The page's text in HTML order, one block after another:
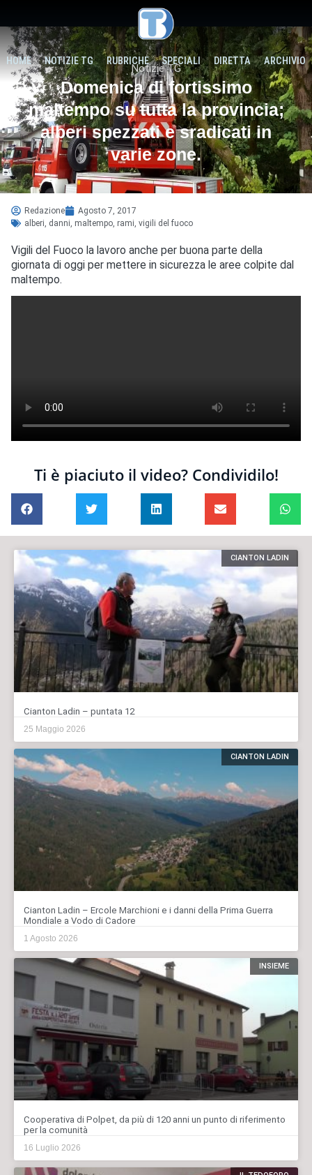
HOME NOTIZIE TG RUBRICHE SPECIALI DIRETTA ARCHIVIO
Notizie TG
Domenica di fortissimo
maltempo su tutta la provincia;
alberi spezzati e sradicati in
varie zone.
Redazione
Agosto 7, 2017
alberi danni maltempo rami vigili del fuoco
Vigili del Fuoco la lavoro anche per buona parte della
giornata di oggi per mettere in sicurezza le aree colpite dal
maltempo.
Ti è piaciuto il video? Condividilo!
CIANTON LADIN
Cianton Ladin – puntata 12
25 Maggio 2026
CIANTON LADIN
Cianton Ladin – Ercole Marchioni e i danni della Prima Guerra
Mondiale a Vodo di Cadore
1 Agosto 2026
INSIEME
Cooperativa di Polpet, da più di 120 anni un punto di riferimento
per la comunità
16 Luglio 2026